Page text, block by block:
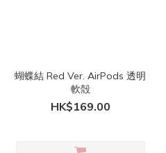
蝴蝶結 Red Ver. AirPods 透明
軟殻
HK$169.00